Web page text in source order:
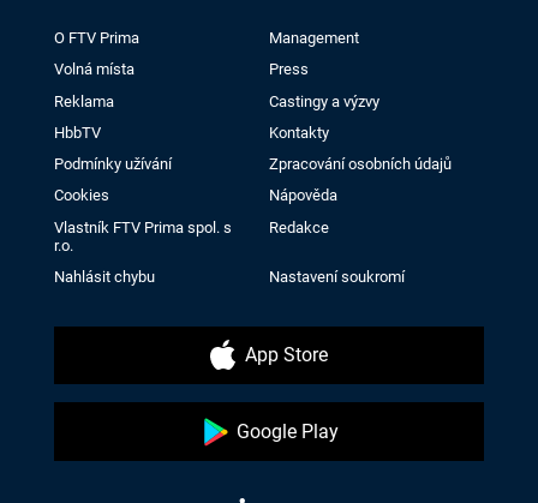
O FTV Prima
Management
Volná místa
Press
Reklama
Castingy a výzvy
HbbTV
Kontakty
Podmínky užívání
Zpracování osobních údajů
Cookies
Nápověda
Vlastník FTV Prima spol. s
r.o.
Redakce
Nahlásit chybu Nastavení soukromí
App Store
Google Play